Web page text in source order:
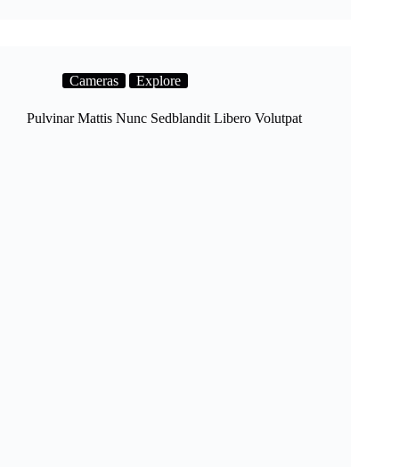
Cameras Explore
Pulvinar Mattis Nunc Sedblandit Libero Volutpat